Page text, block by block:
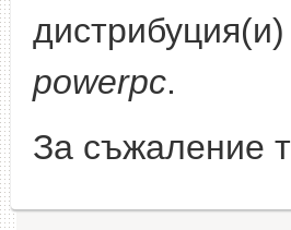
дистрибуция(и)
powerpc.
За съжаление